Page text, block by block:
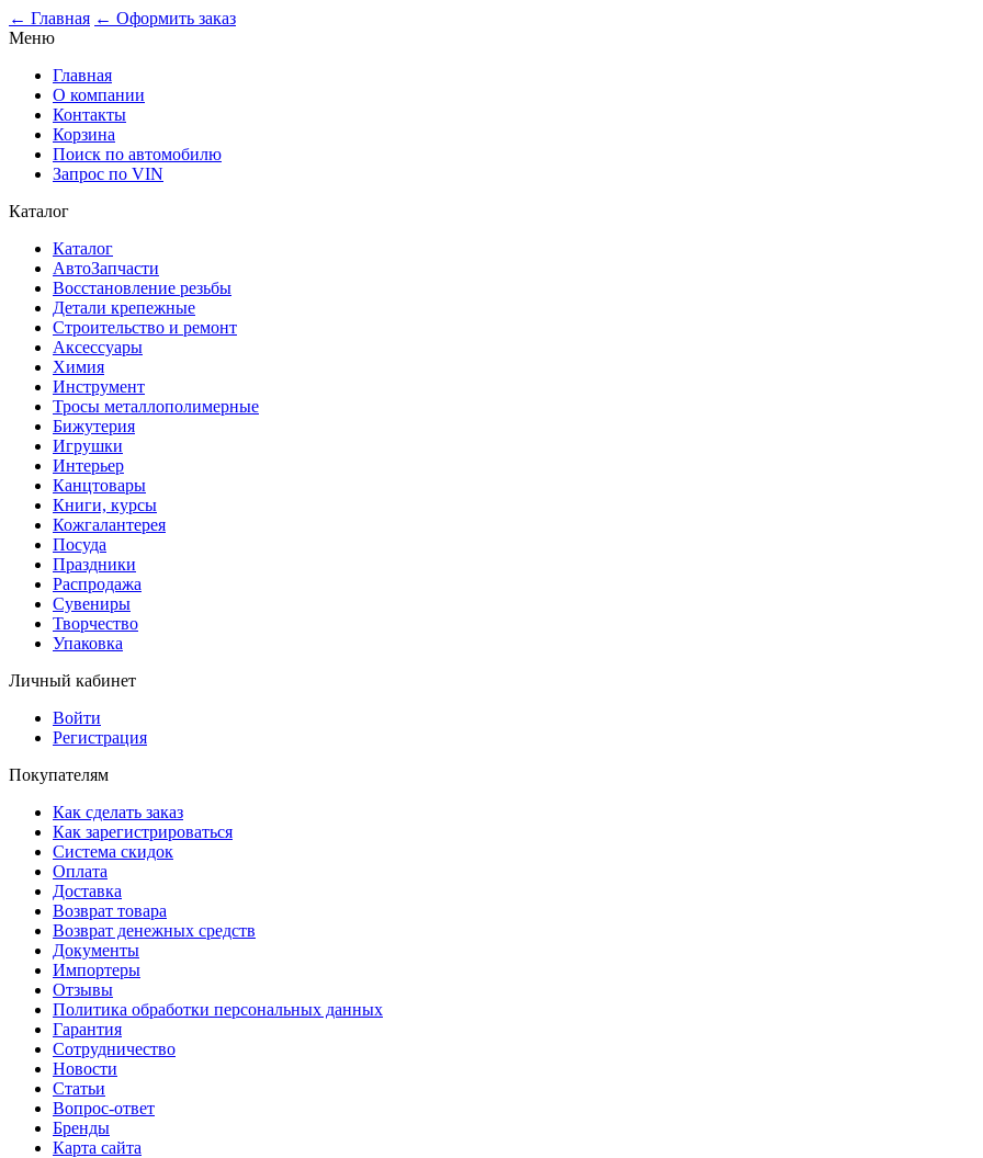
← Главная ← Оформить заказ
Меню
Главная
О компании
Контакты
Корзина
Поиск по автомобилю
Запрос по VIN
Каталог
Каталог
АвтоЗапчасти
Восстановление резьбы
Детали крепежные
Строительство и ремонт
Аксессуары
Химия
Инструмент
Тросы металлополимерные
Бижутерия
Игрушки
Интерьер
Канцтовары
Книги, курсы
Кожгалантерея
Посуда
Праздники
Распродажа
Сувениры
Творчество
Упаковка
Личный кабинет
Войти
Регистрация
Покупателям
Как сделать заказ
Как зарегистрироваться
Система скидок
Оплата
Доставка
Возврат товара
Возврат денежных средств
Документы
Импортеры
Отзывы
Политика обработки персональных данных
Гарантия
Сотрудничество
Новости
Статьи
Вопрос-ответ
Бренды
Карта сайта